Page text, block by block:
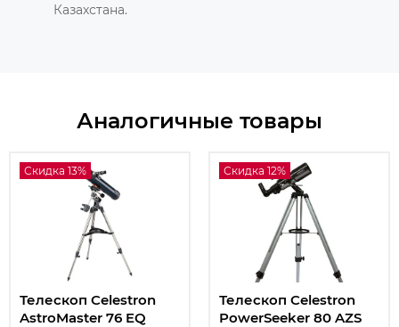
Казахстана.
Аналогичные товары
Скидка 13%
Телескоп Celestron
AstroMaster 76 EQ
Скидка 12%
Телескоп Celestron
PowerSeeker 80 AZS